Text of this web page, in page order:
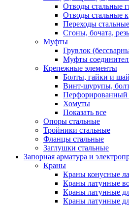
Отводы стальные
Отводы стальные
Переходы стальные
Сгоны, бочата,
Муфты
Грувлок
Муфты
Крепежные элементы
Болты, гайки и
Винт-шурупы,
Перфорированный
Хомуты
Показать все
Опоры стальные
Тройники стальные
Фланцы стальные
Заглушки стальные
Запорная арматура и
Краны
Краны конусные
Краны латунные
Краны латунные
Краны латунные